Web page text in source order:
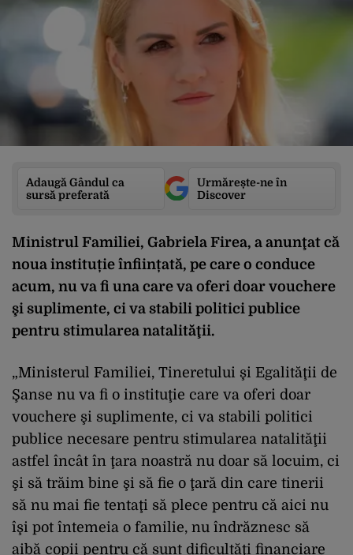
Adaugă Gândul ca
sursă preferată
Urmărește-ne în
Discover
Ministrul Familiei, Gabriela Firea, a anunţat că
noua instituție înființată, pe care o conduce
acum, nu va fi una care va oferi doar vouchere
şi suplimente, ci va stabili politici publice
pentru stimularea natalităţii.
„Ministerul Familiei, Tineretului şi Egalităţii de
Şanse nu va fi o instituţie care va oferi doar
vouchere şi suplimente, ci va stabili politici
publice necesare pentru stimularea natalităţii
astfel încât în ţara noastră nu doar să locuim, ci
şi să trăim bine şi să fie o ţară din care tinerii
să nu mai fie tentaţi să plece pentru că aici nu
îşi pot întemeia o familie, nu îndrăznesc să
aibă copii pentru că sunt dificultăţi financiare